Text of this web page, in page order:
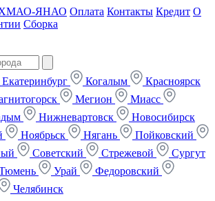
ЯНАО Оплата Контакты Кредит О
Сборка
Екатеринбург Когалым
Красноярск
Мегион
Миасс
Нижневартовск
Новосибирск
Ноябрьск Нягань
Пойковский
Советский Стрежевой
Сургут
Урай
Федоровский
Челябинск